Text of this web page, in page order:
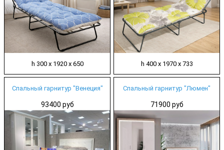
h 300 х 1920 х 650 h 400 х 1970 х 733
Спальный гарнитур "Венеция"
93400 руб
Спальный гарнитур "Люмен"
71900 руб